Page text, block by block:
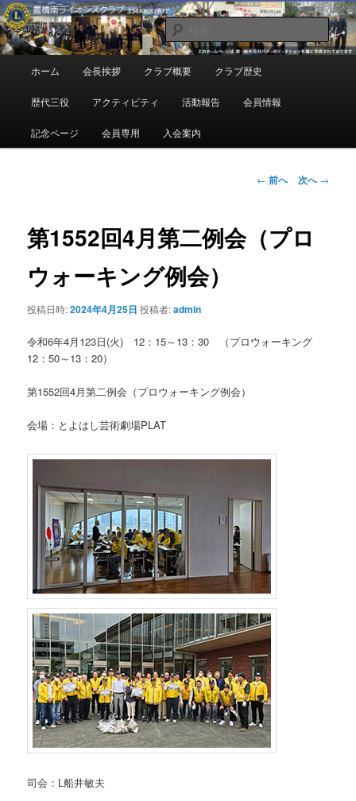
メ
イ
ン
コ
豊橋南ライオンズクラブ
地域奉仕ボランティア
検
索
ュ
ホーム 会長挨拶 クラブ概要 クラブ歴史
歴代三役 アクティビティ 活動報告 会員情報
記念ページ 会員専用 入会案内
投
ビ
ゲ
← 前へ 次へ→
第1552回4月第二例会（プロ
ウォーキング例会）
投稿日時:2024年4月25日 投稿者:admin
令和6年4月123日(火) 12：15～13：30 （プロウォーキング
12：50～13：20）
第1552回4月第二例会（プロウォーキング例会）
会場：とよはし芸術劇場PLAT
司会：L船井敏夫